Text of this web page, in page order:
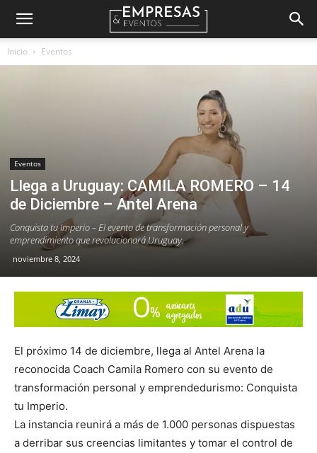
Empresas
Inicio Eventos
Eventos
Llega a Uruguay: CAMILA ROMERO – 14
de Diciembre – Antel Arena
Conquista tu Imperio – El evento de transformación personal y
emprendimiento que revolucionará Uruguay.
noviembre 8, 2024
El próximo 14 de diciembre, llega al Antel Arena la
reconocida Coach Camila Romero con su evento de
transformación personal y emprendedurismo: Conquista
tu Imperio.
La instancia reunirá a más de 1.000 personas dispuestas
a derribar sus creencias limitantes y tomar el control de